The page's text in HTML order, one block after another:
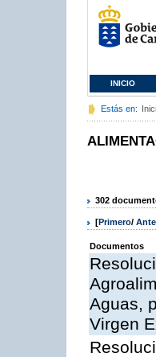
INICIO
Estás en:
302
[Primero/
Documentos
Aguas,
Virgen